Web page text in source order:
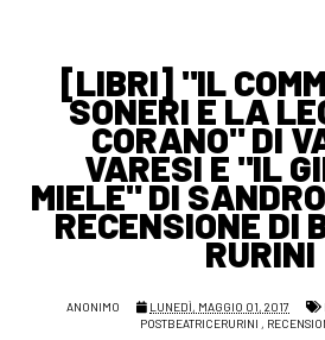
[LIBRI] "IL
SONERI E LA
CORANO" DI
VARESI E "IL
MIELE" DI
RECENSIONE DI
RURINI
ANONIMO LUNEDÌ, MAGGIO 01, 2017
POSTBEATRICERURINI ,